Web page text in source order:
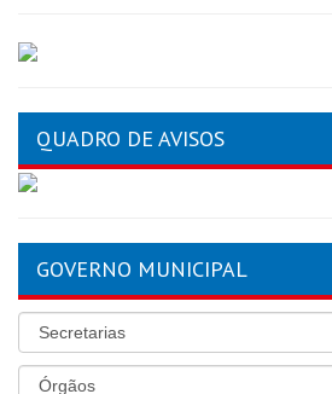
QUADRO DE AVISOS
GOVERNO MUNICIPAL